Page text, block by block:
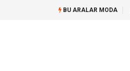
BU ARALAR MODA